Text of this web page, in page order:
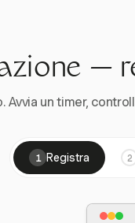
—
Avvia un timer,
1 Registra 2